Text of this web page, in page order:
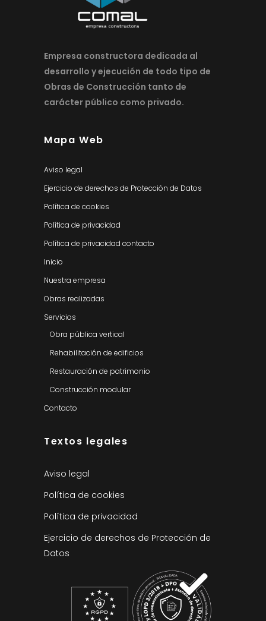
Empresa constructora dedicada al
desarrollo y ejecución de todo tipo de
Obras de Construcción tanto de
carácter público como privado.
Mapa Web
Aviso legal
Ejercicio de derechos de Protección de Datos
Política de cookies
Política de privacidad
Política de privacidad contacto
Inicio
Nuestra empresa
Obras realizadas
Servicios
Obra pública vertical
Rehabilitación de edificios
Restauración de patrimonio
Construcción modular
Contacto
Textos legales
Aviso legal
Política de cookies
Política de privacidad
Ejercicio de derechos de Protección de
Datos